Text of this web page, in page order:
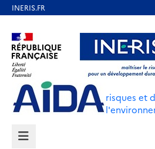
contenu
principal
Aller au contenu Aller au
Aller au pied de page
risques et
MENU